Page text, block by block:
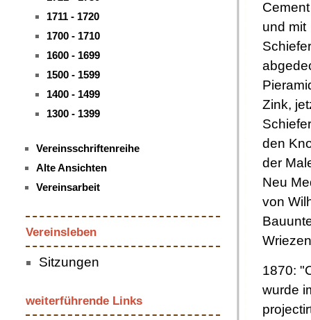
1711 - 1720
1700 - 1710
1600 - 1699
1500 - 1599
1400 - 1499
1300 - 1399
Vereinsschriftenreihe
Alte Ansichten
Vereinsarbeit
Vereinsleben
Sitzungen
weiterführende Links
und mit
Zink,
den
der
Neu
von
1870:
wurde